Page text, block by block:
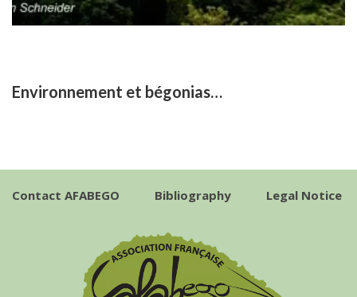
Environnement et bégonias…
Contact AFABEGO Bibliography Legal Notice